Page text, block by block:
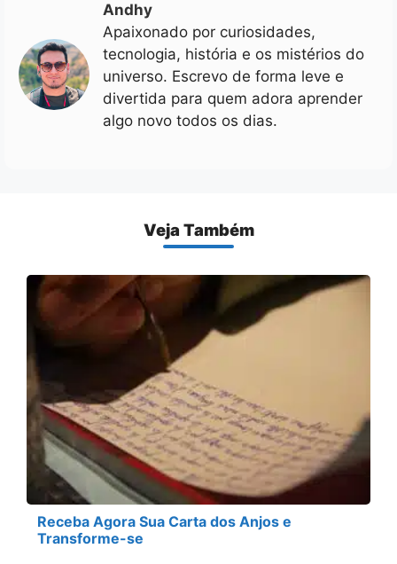
Andhy
Apaixonado por curiosidades,
tecnologia, história e os mistérios do
universo. Escrevo de forma leve e
divertida para quem adora aprender
algo novo todos os dias.
Veja Também
Receba Agora Sua Carta dos Anjos e
Transforme-se